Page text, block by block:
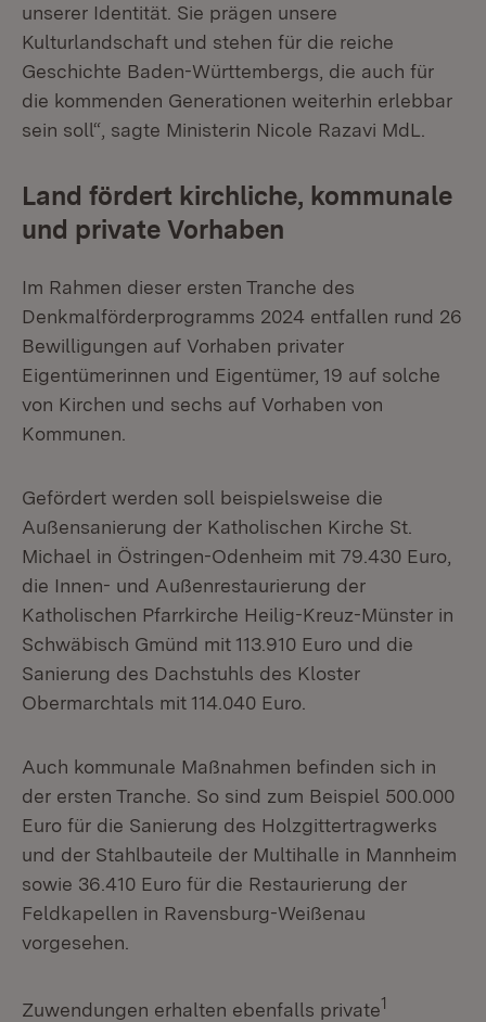
unserer Identität. Sie prägen unsere
Kulturlandschaft und stehen für die reiche
Geschichte Baden-Württembergs, die auch für
die kommenden Generationen weiterhin erlebbar
sein soll“, sagte Ministerin Nicole Razavi MdL.
Land fördert kirchliche, kommunale
und private Vorhaben
Im Rahmen dieser ersten Tranche des
Denkmalförderprogramms 2024 entfallen rund 26
Bewilligungen auf Vorhaben privater
Eigentümerinnen und Eigentümer, 19 auf solche
von Kirchen und sechs auf Vorhaben von
Kommunen.
Gefördert werden soll beispielsweise die
Außensanierung der Katholischen Kirche St.
Michael in Östringen-Odenheim mit 79.430 Euro,
die Innen- und Außenrestaurierung der
Katholischen Pfarrkirche Heilig-Kreuz-Münster in
Schwäbisch Gmünd mit 113.910 Euro und die
Sanierung des Dachstuhls des Kloster
Obermarchtals mit 114.040 Euro.
Auch kommunale Maßnahmen befinden sich in
der ersten Tranche. So sind zum Beispiel 500.000
Euro für die Sanierung des Holzgittertragwerks
und der Stahlbauteile der Multihalle in Mannheim
sowie 36.410 Euro für die Restaurierung der
Feldkapellen in Ravensburg-Weißenau
vorgesehen.
Zuwendungen erhalten ebenfalls private1